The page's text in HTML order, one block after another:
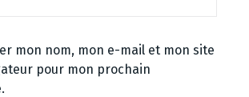
mon nom, mon e-mail et mon site
pour mon prochain